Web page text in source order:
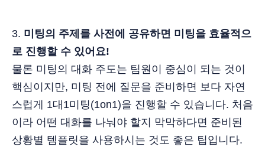
3. 미팅의 주제를 사전에 공유하면 미팅을 효율적으
로 진행할 수 있어요!
물론 미팅의 대화 주도는 팀원이 중심이 되는 것이
핵심이지만, 미팅 전에 질문을 준비하면 보다 자연
스럽게 1대1미팅(1on1)을 진행할 수 있습니다. 처음
이라 어떤 대화를 나눠야 할지 막막하다면 준비된
상황별 템플릿을 사용하시는 것도 좋은 팁입니다.